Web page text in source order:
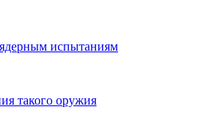
испытаниям
такого оружия